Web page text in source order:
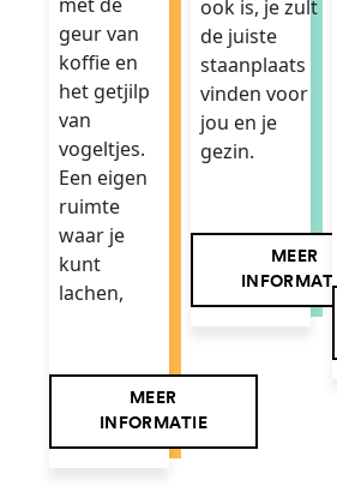
geur van
koffie en
het getjilp
van
vogeltjes.
Een eigen
ruimte
waar je
kunt
lachen,
MEER
INFORMATIE
ook is, je zult
de juiste
staanplaats
vinden voor
jou en je
gezin.
MEER